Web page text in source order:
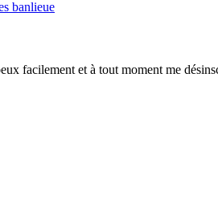
banlieue
facilement et à tout moment me